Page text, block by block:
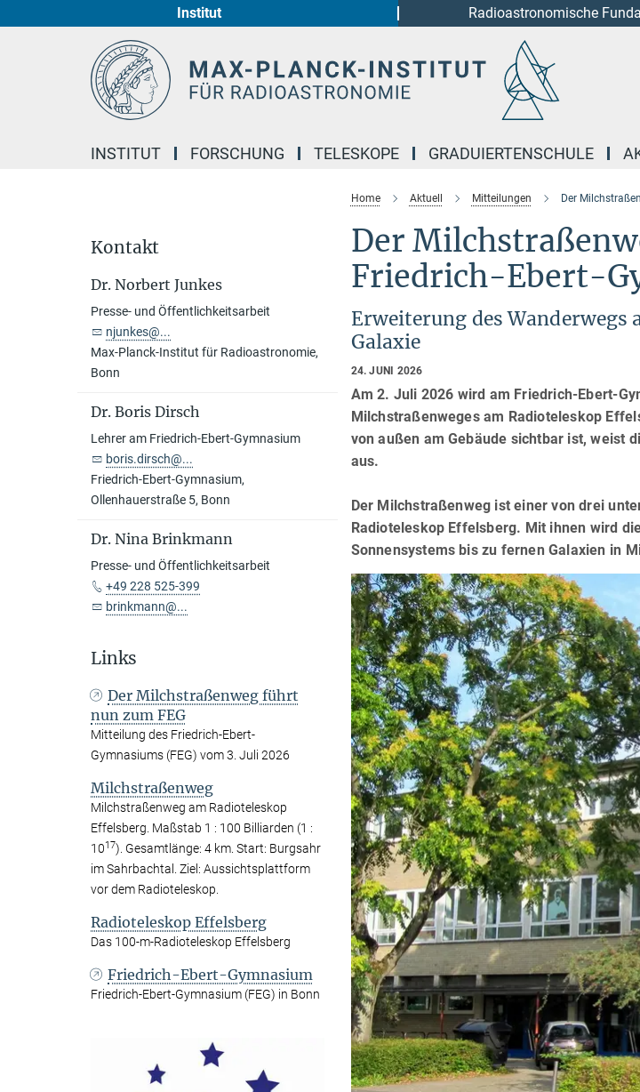
Institut Radioastronomische
INSTITUT FORSCHUNG TELESKOPE GRADUIERTENSCHULE
Home Aktuell Mitteilungen Der
Der
Friedrich-Ebert-
Erweiterung des
Galaxie
24. JUNI 2026
Am 2. Juli 2026 wird am Friedrich-Ebert-
Milchstraßenweges am Radioteleskop
von außen am Gebäude sichtbar ist, weist
aus.
Der Milchstraßenweg ist einer von drei
Radioteleskop Effelsberg. Mit ihnen wird
Sonnensystems bis zu fernen Galaxien in
Kontakt
Dr. Norbert Junkes
Presse- und Öffentlichkeitsarbeit
njunkes@...
Max-Planck-Institut für Radioastronomie,
Bonn
Dr. Boris Dirsch
Lehrer am Friedrich-Ebert-Gymnasium
boris.dirsch@...
Friedrich-Ebert-Gymnasium,
Ollenhauerstraße 5, Bonn
Dr. Nina Brinkmann
Presse- und Öffentlichkeitsarbeit
+49 228 525-399
brinkmann@...
Links
Der Milchstraßenweg führt
nun zum FEG
Mitteilung des Friedrich-Ebert-
Gymnasiums (FEG) vom 3. Juli 2026
Milchstraßenweg
Milchstraßenweg am Radioteleskop
Effelsberg. Maßstab 1 : 100 Billiarden (1 :
1017). Gesamtlänge: 4 km. Start: Burgsahr
im Sahrbachtal. Ziel: Aussichtsplattform
vor dem Radioteleskop.
Radioteleskop Effelsberg
Das 100-m-Radioteleskop Effelsberg
Friedrich-Ebert-Gymnasium
Friedrich-Ebert-Gymnasium (FEG) in Bonn